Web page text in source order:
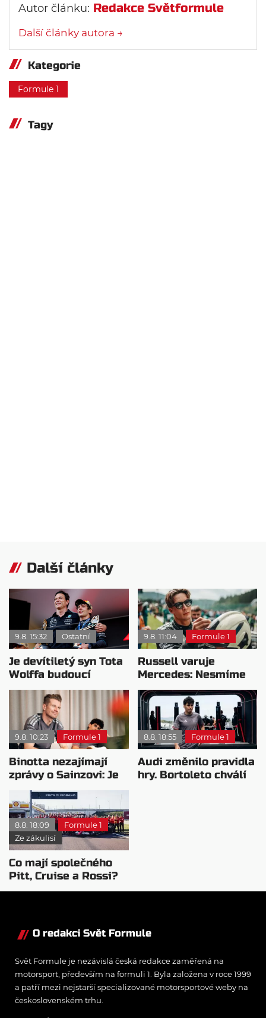
Autor článku: Redakce Světformule
Další články autora →
Kategorie
Formule 1
Tagy
Další články
9.8. 15:32 Ostatní
Je devítiletý syn Tota
Wolffa budoucí
hvězdou F1?
9.8. 11:04 Formule 1
Russell varuje
Mercedes: Nesmíme
usnout na vavřínech
9.8. 10:23 Formule 1
Binotta nezajímají
zprávy o Sainzovi: Je
to důkaz, že Audi
roste
8.8. 18:55 Formule 1
Audi změnilo pravidla
hry. Bortoleto chválí
8.8. 18:09
Formule 1
Ze zákulisí
Co mají společného
Pitt, Cruise a Rossi?
Všichni řídili
O redakci Svět Formule
Svět Formule je nezávislá česká redakce zaměřená na
motorsport, především na formuli 1. Byla založena v roce 1999
a patří mezi nejstarší specializované motorsportové weby na
československém trhu.